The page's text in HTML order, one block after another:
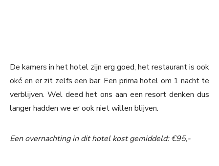
De kamers in het hotel zijn erg goed, het restaurant is ook
oké en er zit zelfs een bar. Een prima hotel om 1 nacht te
verblijven. Wel deed het ons aan een resort denken dus
langer hadden we er ook niet willen blijven.
Een overnachting in dit hotel kost gemiddeld: €95,-